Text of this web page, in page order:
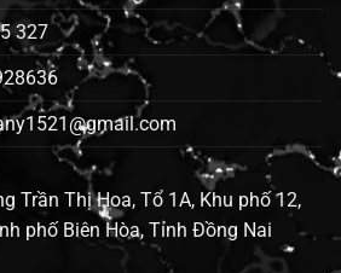
327
Trần Thị Hoa, Tổ 1A, Khu phố 12,
phố Biên Hòa, Tỉnh Đồng Nai